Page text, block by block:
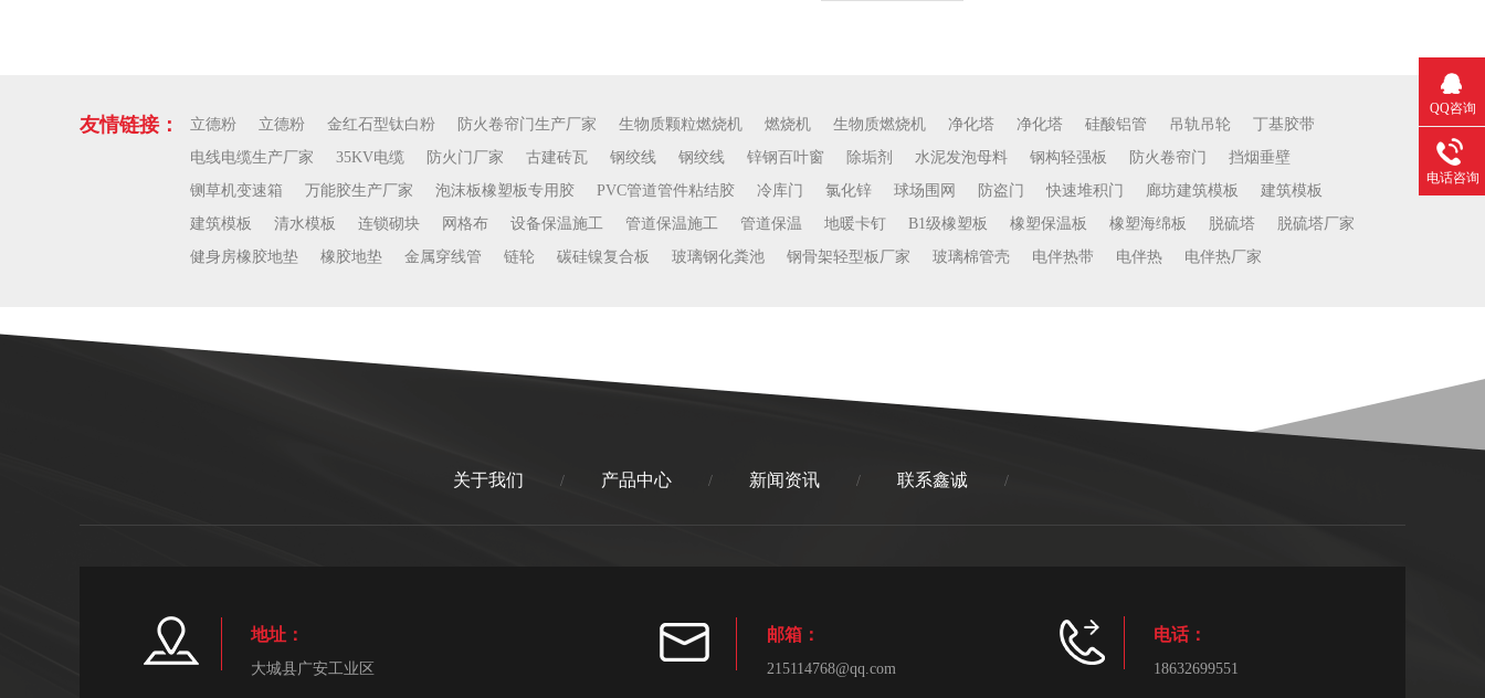
友情链接： 立德粉 立德粉 金红石型钛白粉 防火卷帘门生产厂家 生物质颗粒燃烧机 燃烧机 生物质燃烧机 净化塔 净化塔 硅酸铝管 吊轨吊轮
丁基胶带
电线电缆生产厂家
35KV电缆 防火门厂家 古建砖瓦 钢绞线 钢绞线 锌钢百叶窗 除垢剂 水泥发泡母料 钢构轻强板 防火卷帘门
挡烟垂壁
铡草机变速箱
万能胶生产厂家 泡沫板橡塑板专用胶 PVC管道管件粘结胶 冷库门 氯化锌 球场围网 防盗门 快速堆积门 廊坊建筑模板
建筑模板
建筑模板
清水模板 连锁砌块 网格布 设备保温施工 管道保温施工 管道保温 地暖卡钉 B1级橡塑板 橡塑保温板 橡塑海绵板 脱硫塔
脱硫塔厂家
健身房橡胶地垫
橡胶地垫 金属穿线管 链轮 碳硅镍复合板 玻璃钢化粪池 钢骨架轻型板厂家 玻璃棉管壳 电伴热带 电伴热 电伴热厂家
关于我们 / 产品中心 / 新闻资讯 / 联系鑫诚 /
地址：
大城县广安工业区
邮箱：
215114768@qq.com
电话：
18632699551
QQ咨询
电话咨询